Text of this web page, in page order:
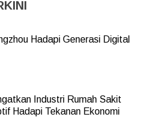
Hadapi Generasi Digital
Industri Rumah Sakit
Hadapi Tekanan Ekonomi